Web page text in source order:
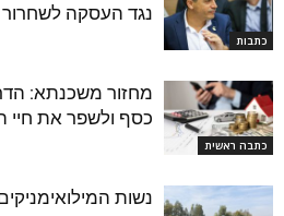
כתבות
נגד העסקה
כתבה ראשית
מחזור משכנתא:
כסף ולשפר את
נשות